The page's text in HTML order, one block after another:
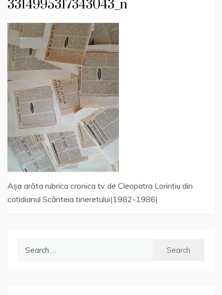
3314995317343043_n
Așa arăta rubrica cronica tv de Cleopatra Lorintiu din
cotidianul Scânteia tineretului(1982-1986)